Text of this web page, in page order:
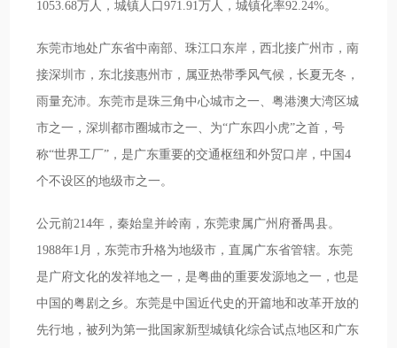
1053.68万人，城镇人口971.91万人，城镇化率92.24%。
东莞市地处广东省中南部、珠江口东岸，西北接广州市，南
接深圳市，东北接惠州市，属亚热带季风气候，长夏无冬，
雨量充沛。东莞市是珠三角中心城市之一、粤港澳大湾区城
市之一，深圳都市圈城市之一、为“广东四小虎”之首，号
称“世界工厂”，是广东重要的交通枢纽和外贸口岸，中国4
个不设区的地级市之一。
公元前214年，秦始皇并岭南，东莞隶属广州府番禺县。
1988年1月，东莞市升格为地级市，直属广东省管辖。东莞
是广府文化的发祥地之一，是粤曲的重要发源地之一，也是
中国的粤剧之乡。东莞是中国近代史的开篇地和改革开放的
先行地，被列为第一批国家新型城镇化综合试点地区和广东